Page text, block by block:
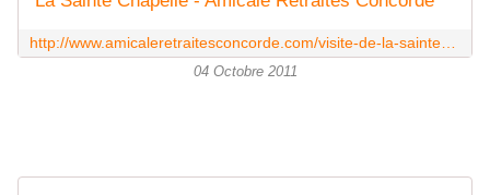
04 Octobre 2011